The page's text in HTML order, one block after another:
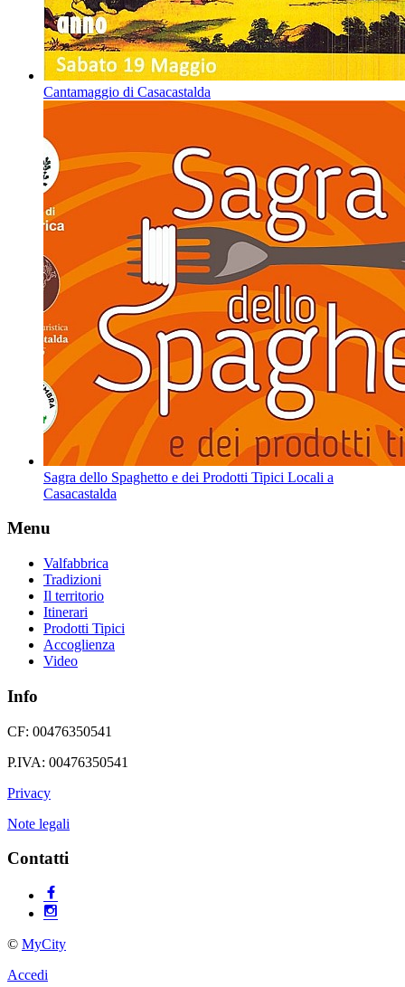
Cantamaggio di Casacastalda
Sagra dello Spaghetto e dei Prodotti Tipici Locali a
Casacastalda
Menu
Valfabbrica
Tradizioni
Il territorio
Itinerari
Prodotti Tipici
Accoglienza
Video
Info
CF: 00476350541
P.IVA: 00476350541
Privacy
Note legali
Contatti
© MyCity
Accedi